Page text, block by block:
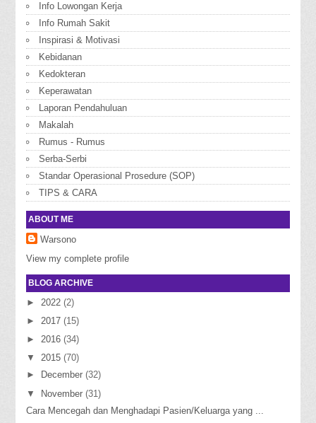
Info Lowongan Kerja
Info Rumah Sakit
Inspirasi & Motivasi
Kebidanan
Kedokteran
Keperawatan
Laporan Pendahuluan
Makalah
Rumus - Rumus
Serba-Serbi
Standar Operasional Prosedure (SOP)
TIPS & CARA
ABOUT ME
Warsono
View my complete profile
BLOG ARCHIVE
► 2022(2)
► 2017(15)
►2016(34)
▼2015(70)
►
December(32)
▼ November(31)
Cara Mencegah dan Menghadapi Pasien/Keluarga yang ...